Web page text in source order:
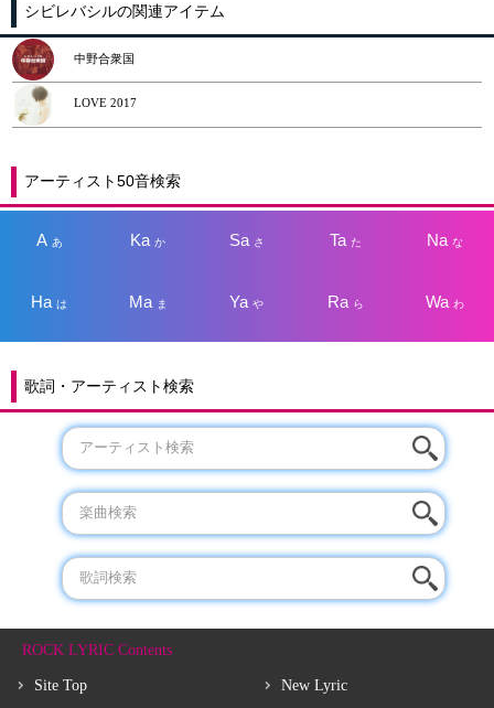
シビレバシルの関連アイテム
中野合衆国
LOVE 2017
アーティスト50音検索
A あ Kaか Sa さ Taた Na な
Haは Ma ま Yaや Ra ら Wa わ
歌詞・アーティスト検索
ROCK LYRIC Contents
Site Top New Lyric